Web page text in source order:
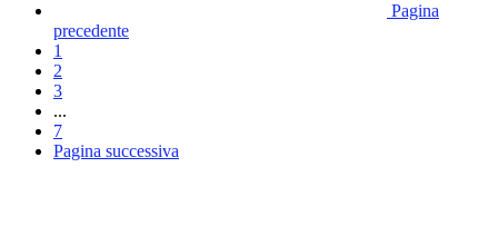
Pagina
precedente
1
2
3
...
7
Pagina successiva